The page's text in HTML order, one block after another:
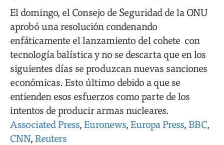
El domingo, el Consejo de Seguridad de la ONU
aprobó una resolución condenando
enfáticamente el lanzamiento del cohete con
tecnología balística y no se descarta que en los
siguientes días se produzcan nuevas sanciones
económicas. Esto último debido a que se
entienden esos esfuerzos como parte de los
intentos de producir armas nucleares.
Associated Press,Euronews,Europa Press, BBC,
CNN, Reuters